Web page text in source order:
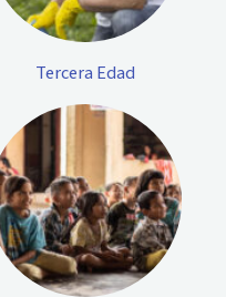
Tercera Edad